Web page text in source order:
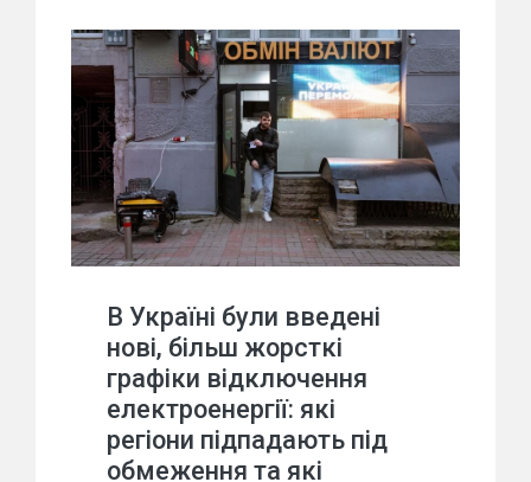
В Україні були введені
нові, більш жорсткі
графіки відключення
електроенергії: які
регіони підпадають під
обмеження та які